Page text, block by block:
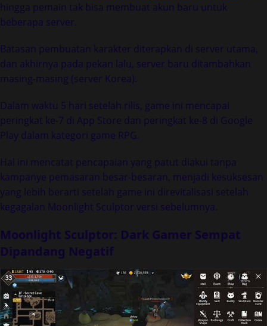
hingga pemain tak bisa membuat akun baru untuk
beberapa server.
Batasan pembuatan karakter diterapkan di server utama,
dan akhirnya pada pekan lalu, server baru ditambahkan
masing-masing (server Korea).
Dalam waktu 5 hari setelah rilis, game ini mencapai
peringkat ke-7 di App Store dan peringkat ke-8 di Google
Play dalam kategori game RPG.
Hal ini mencatat pencapaian yang patut diakui tanpa
kampanye pemasaran besar-besaran, menjadi kesuksesan
yang lebih berarti setelah game ini direvitalisasi setelah
kegagalan Moonlight Sculptor versi sebelumnya.
Moonlight Sculptor: Dark Gamer Sempat
Dipandang Negatif